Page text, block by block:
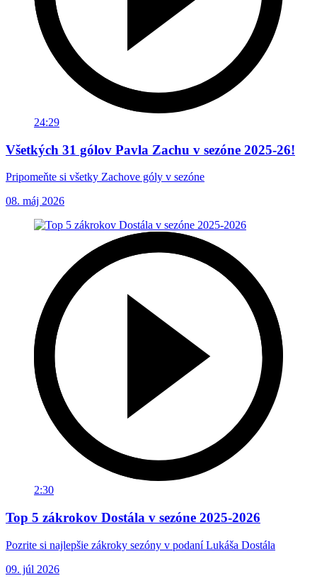
24:29
Všetkých 31 gólov Pavla Zachu v sezóne 2025-26!
Pripomeňte si všetky Zachove góly v sezóne
08. máj 2026
2:30
Top 5 zákrokov Dostála v sezóne 2025-2026
Pozrite si najlepšie zákroky sezóny v podaní Lukáša Dostála
09. júl 2026